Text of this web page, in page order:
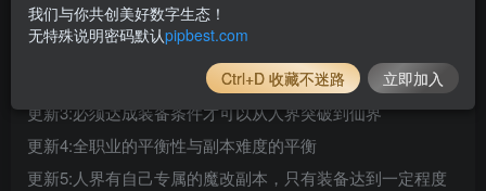
石玩法+变身时装+单人跨服更新
更新2:起步原版三系毕业装备 人、仙、神 装备去太尚门找对
更新3:必须达成装备条件才可以从人界突破到仙界
更新4:全职业的平衡性与副本难度的平衡
更新5:人界有自己专属的魔改副本，只有装备达到一定程度
我们与你共创美好数字生态！
无特殊说明密码默认pipbest.com
Ctrl+D 收藏不迷路 立即加入